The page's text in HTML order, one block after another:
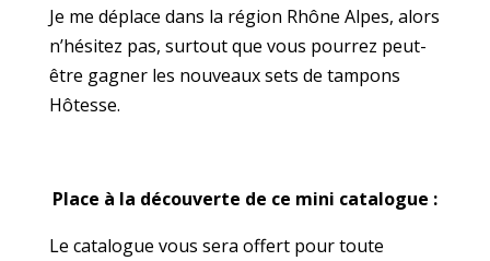
Je me déplace dans la région Rhône Alpes, alors
n’hésitez pas, surtout que vous pourrez peut-
être gagner les nouveaux sets de tampons
Hôtesse.
Place à la découverte de ce mini catalogue :
Le catalogue vous sera offert pour toute